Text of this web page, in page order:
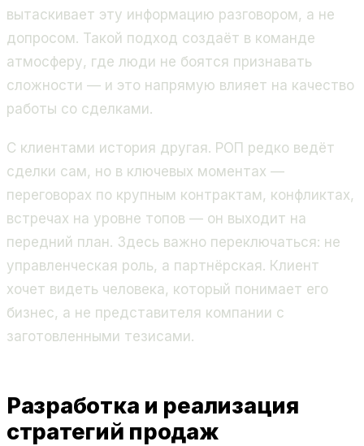
вытаскивает эту информацию разговором, а не
допросом. Такой подход создаёт в команде
атмосферу, где люди не боятся признавать
сложности — и это напрямую влияет на качество
работы со сделками.
С клиентами история другая. РОП редко ведёт
сделки сам, но в ключевых моментах —
переговорах по крупным контрактам, конфликтах,
встречах на уровне топов — он выходит на
передний план. Здесь важно переключаться: не
управленческая роль, а партнёрская. Клиент
хочет видеть человека, который понимает его
бизнес, а не представителя компании с
заготовленными тезисами.
Разработка и реализация
стратегий продаж